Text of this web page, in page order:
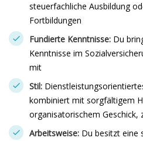
steuerfachliche Ausbildung
Fortbildungen
Fundierte Kenntnisse: Du
Kenntnisse im
mit
Stil:
kombiniert mit sorgfältigem
organisatorischem Geschick,
Arbeitsweise: Du besitzt eine